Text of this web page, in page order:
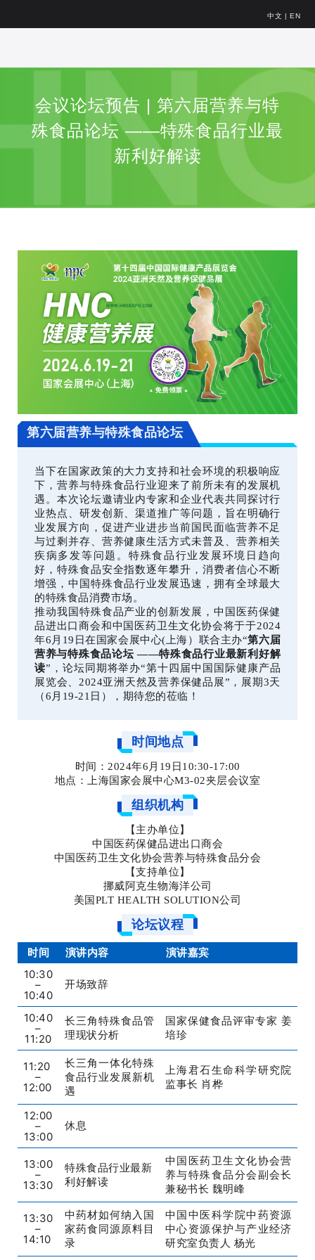
中文 | EN
会议论坛预告 | 第六届营养与特
殊食品论坛 ——特殊食品行业最
新利好解读
第六届营养与特殊食品论坛
当下在国家政策的大力支持和社会环境的积极响应
下，营养与特殊食品行业迎来了前所未有的发展机
遇。本次论坛邀请业内专家和企业代表共同探讨行
业热点、研发创新、渠道推广等问题，旨在明确行
业发展方向，促进产业进步当前国民面临营养不足
与过剩并存、营养健康生活方式未普及、营养相关
疾病多发等问题。特殊食品行业发展环境日趋向
好，特殊食品安全指数逐年攀升，消费者信心不断
增强，中国特殊食品行业发展迅速，拥有全球最大
的特殊食品消费市场。
推动我国特殊食品产业的创新发展，中国医药保健
品进出口商会和中国医药卫生文化协会将于于2024
年6月19日在国家会展中心(上海）联合主办“第六届
营养与特殊食品论坛 ——特殊食品行业最新利好解
读”，论坛同期将举办“第十四届中国国际健康产品
展览会、2024亚洲天然及营养保健品展”，展期3天
（6月19-21日），期待您的莅临！
时间地点
时间：2024年6月19日10:30-17:00
地点：上海国家会展中心M3-02夹层会议室
组织机构
【主办单位】
中国医药保健品进出口商会
中国医药卫生文化协会营养与特殊食品分会
【支持单位】
挪威阿克生物海洋公司
美国PLT HEALTH SOLUTION公司
论坛议程
时间 演讲内容
演讲嘉宾
10:30
–
10:40
开场致辞
10:40
–
11:20
长三角特殊食品管
理现状分析
国家保健食品评审专家 姜
培珍
11:20
–
12:00
长三角一体化特殊
食品行业发展新机
遇
上海君石生命科学研究院
监事长 肖桦
12:00
–
13:00
休息
13:00
–
13:30
特殊食品行业最新
利好解读
中国医药卫生文化协会营
养与特殊食品分会副会长
兼秘书长 魏明峰
13:30
–
14:10
中药材如何纳入国
家药食同源原料目
录
中国中医科学院中药资源
中心资源保护与产业经济
研究室负责人 杨光